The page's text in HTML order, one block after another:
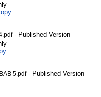
- Published Version
5.pdf- Published Version